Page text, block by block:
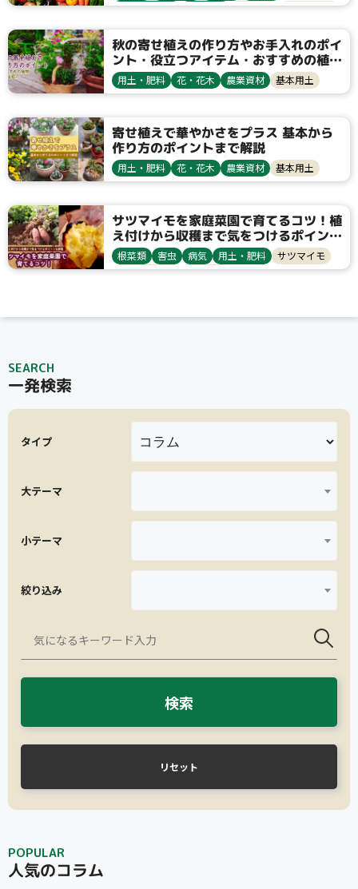
健康野菜球根
農業資材 栽培方法
サツマイモ
秋の寄せ植えの作り方やお手入れのポイ
ント・役立つアイテム・おすすめの植物
9選も紹介
用土・肥料 花・花木 農業資材 基本用土
寄せ植えで華やかさをプラス 基本から
作り方のポイントまで解説
用土・肥料 花・花木 農業資材 基本用土
サツマイモを家庭菜園で育てるコツ！植
え付けから収穫まで気をつけるポイント
を解説
根菜類 害虫 病気 用土・肥料
サツマイモ
ヨトウムシ類
つる割病
SEARCH
一発検索
タイプ
大テーマ
小テーマ
絞り込み
検索
リセット
POPULAR
人気のコラム